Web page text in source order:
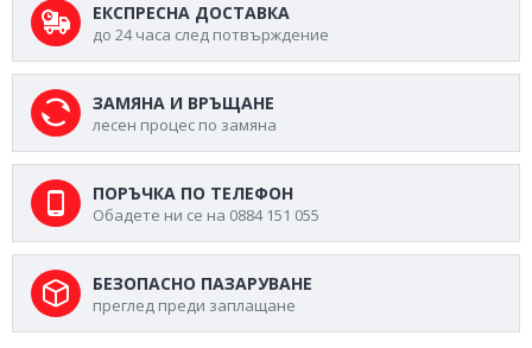
ЕКСПРЕСНА ДОСТАВКА
до 24 часа след потвърждение
ЗАМЯНА И ВРЪЩАНЕ
лесен процес по замяна
ПОРЪЧКА ПО ТЕЛЕФОН
Обадете ни се на 0884 151 055
БЕЗОПАСНО ПАЗАРУВАНЕ
преглед преди заплащане